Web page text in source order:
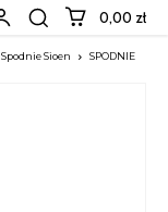
0,00 zł
Spodnie Sioen
SPODNIE